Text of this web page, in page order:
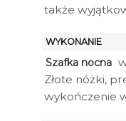
także
WYKONANIE
Szafka nocna
Złote nóżki,
wykończenie